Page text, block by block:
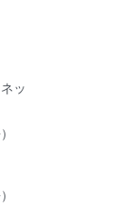
ッ